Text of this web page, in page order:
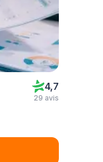
4,7
29 avis